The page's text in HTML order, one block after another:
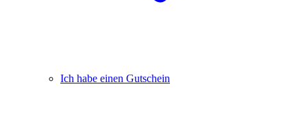
Ich habe einen Gutschein